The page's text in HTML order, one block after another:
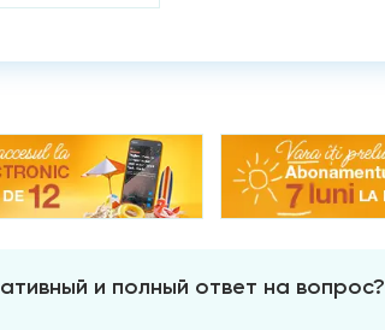
и полный ответ на вопрос?